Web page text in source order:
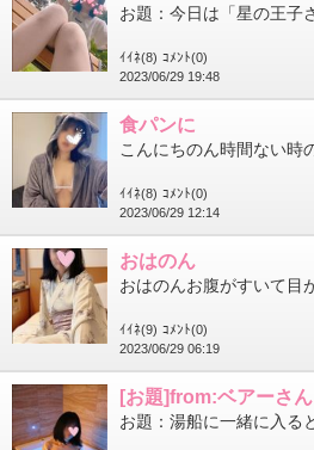
ｲｲﾈ(8) ｺﾒﾝﾄ(0)
2023/06/29 19:48
食パンに
ｲｲﾈ(8) ｺﾒﾝﾄ(0)
2023/06/29 12:14
おはのん
ｲｲﾈ(9) ｺﾒﾝﾄ(0)
2023/06/29 06:19
[お題]from:ベアーさん